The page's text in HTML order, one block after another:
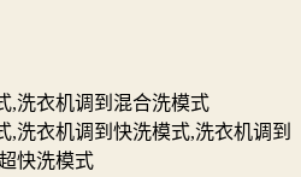
,洗衣机调到混合洗模式
,洗衣机调到快洗模式,洗衣机调到
快洗模式